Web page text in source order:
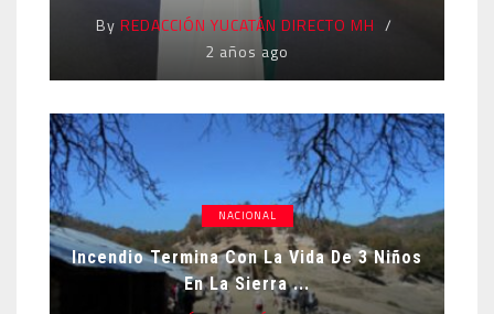
By REDACCIÓN YUCATÁN DIRECTO MH
2 años ago
NACIONAL
Incendio Termina Con La Vida De 3 Niños
En La Sierra ...